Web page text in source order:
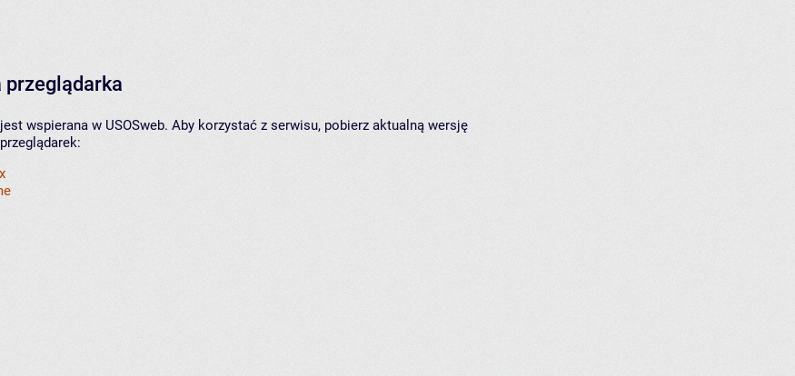
wspierana w USOSweb. Aby korzystać z serwisu, pobierz aktualną wersję